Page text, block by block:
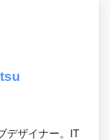
デザイナー。IT